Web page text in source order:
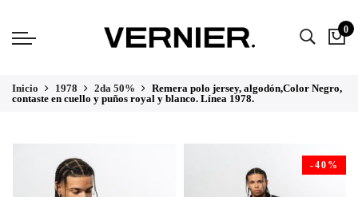
0
Inicio 1978 2da 50%
Remera polo jersey, algodón,Color Negro,
contaste en cuello y puños royal y blanco. Línea 1978.
-40%